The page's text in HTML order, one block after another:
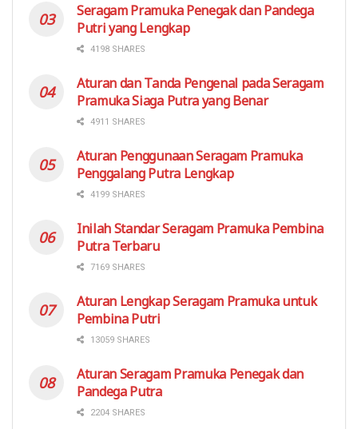
Seragam Pramuka Penegak dan Pandega
Putri yang Lengkap
4198 SHARES
Aturan dan Tanda Pengenal pada Seragam
Pramuka Siaga Putra yang Benar
4911 SHARES
Aturan Penggunaan Seragam Pramuka
Penggalang Putra Lengkap
4199 SHARES
Inilah Standar Seragam Pramuka Pembina
Putra Terbaru
7169 SHARES
Aturan Lengkap Seragam Pramuka untuk
Pembina Putri
13059 SHARES
Aturan Seragam Pramuka Penegak dan
Pandega Putra
2204 SHARES